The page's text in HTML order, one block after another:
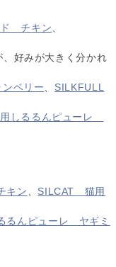
チキン
好みが大きく分かれ
ベリー
SILKFULL
しるるんピューレ
キン
SILCAT 猫用
るんピューレ ヤギミ